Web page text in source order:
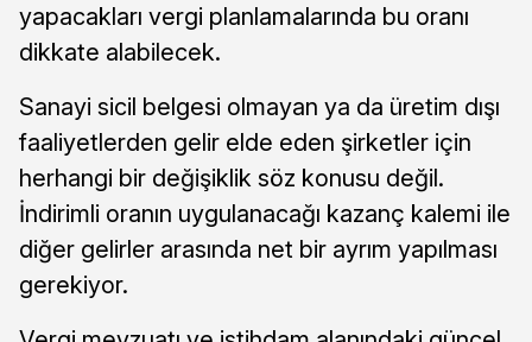
yapacakları vergi planlamalarında bu oranı
dikkate alabilecek.
Sanayi sicil belgesi olmayan ya da üretim dışı
faaliyetlerden gelir elde eden şirketler için
herhangi bir değişiklik söz konusu değil.
İndirimli oranın uygulanacağı kazanç kalemi ile
diğer gelirler arasında net bir ayrım yapılması
gerekiyor.